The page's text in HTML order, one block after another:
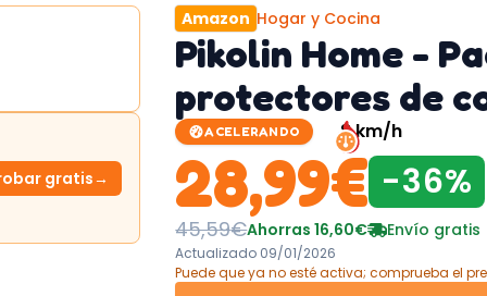
gratis→
Amazon Hogar y Cocina
Pikolin Home -
protectores de
ACELERANDO 8km/h
28,99€ -36%
45,59€Ahorras16,60€ Envío gratis
Actualizado 09/01/2026
Puede que ya no esté activa; comprueba el